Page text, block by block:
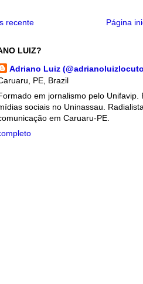
recente Página
LUIZ?
Adriano Luiz
PE, Brazil
em jornalismo pelo
sociais no Uninassau.
em Caruaru-PE.